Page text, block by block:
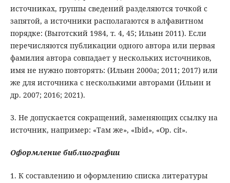
источниках, группы сведений разделяются точкой с
запятой, а источники располагаются в алфавитном
порядке: (Выготский 1984, т. 4, 45; Ильин 2011). Если
перечисляются публикации одного автора или первая
фамилия автора совпадает у нескольких источников,
имя не нужно повторять: (Ильин 2000a; 2011; 2017) или
же для источника с несколькими авторами (Ильин и
др. 2007; 2016; 2021).
3. Не допускается сокращений, заменяющих ссылку на
источник, например: «Там же», «Ibid», «Op. cit».
Оформление библиографии
1. К составлению и оформлению списка литературы